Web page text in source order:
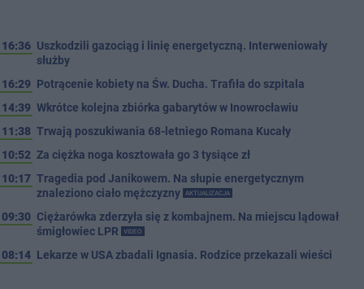
16:36 Uszkodzili gazociąg i linię energetyczną. Interweniowały
służby
16:29 Potrącenie kobiety na Św. Ducha. Trafiła do szpitala
14:39 Wkrótce kolejna zbiórka gabarytów w Inowrocławiu
11:38 Trwają poszukiwania 68-letniego Romana Kucały
10:52 Za ciężka noga kosztowała go 3 tysiące zł
10:17 Tragedia pod Janikowem. Na słupie energetycznym
znaleziono ciało mężczyzny
AKTUALIZACJA
09:30 Ciężarówka zderzyła się z kombajnem. Na miejscu lądował
śmigłowiec LPR
VIDEO
08:14 Lekarze w USA zbadali Ignasia. Rodzice przekazali wieści